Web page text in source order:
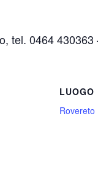
tel. 0464
LUOGO
Rovereto